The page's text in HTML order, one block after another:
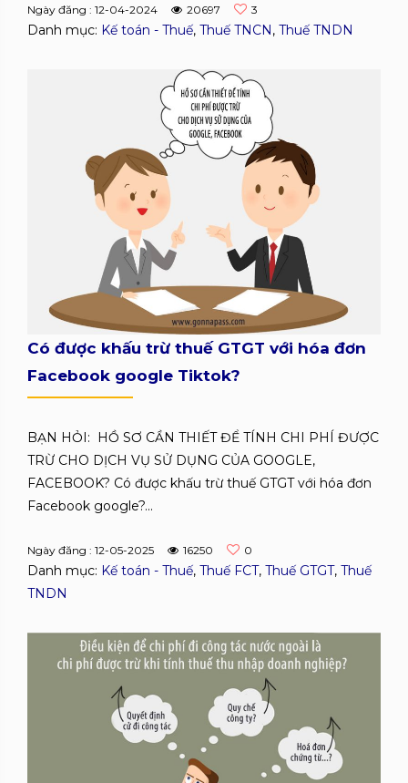
Ngày đăng : 12-04-2024 20697 3
Danh mục: Kế toán - Thuế, Thuế TNCN, Thuế TNDN
Có được khấu trừ thuế GTGT với hóa đơn
Facebook google Tiktok?
BẠN HỎI: HỒ SƠ CẦN THIẾT ĐỂ TÍNH CHI PHÍ ĐƯỢC
TRỪ CHO DỊCH VỤ SỬ DỤNG CỦA GOOGLE,
FACEBOOK? Có được khấu trừ thuế GTGT với hóa đơn
Facebook google?...
Ngày đăng : 12-05-2025 16250 0
Danh mục: Kế toán - Thuế, Thuế FCT, Thuế GTGT, Thuế
TNDN